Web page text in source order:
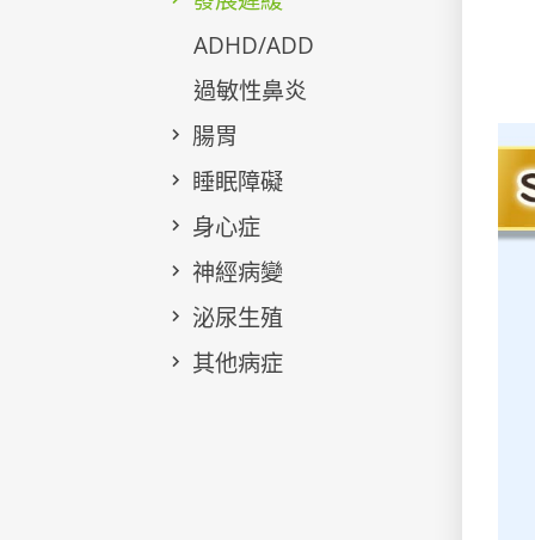
ADHD/ADD
過敏性鼻炎
腸胃
睡眠障礙
身心症
神經病變
泌尿生殖
其他病症